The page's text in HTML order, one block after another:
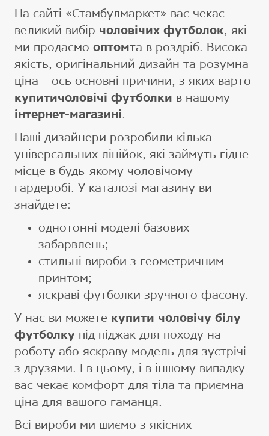
На сайті «Стамбулмаркет» вас чекає
великий вибір чоловічих футболок, які
ми продаємо оптомта в роздріб. Висока
якість, оригінальний дизайн та розумна
ціна – ось основні причини, з яких варто
купитичоловічі футболки в нашому
інтернет-магазині.
Наші дизайнери розробили кілька
універсальних лінійок, які займуть гідне
місце в будь-якому чоловічому
гардеробі. У каталозі магазину ви
знайдете:
однотонні моделі базових
забарвлень;
стильні вироби з геометричним
принтом;
яскраві футболки зручного фасону.
У нас ви можете купити чоловічу білу
футболку під піджак для походу на
роботу або яскраву модель для зустрічі
з друзями. І в цьому, і в іншому випадку
вас чекає комфорт для тіла та приємна
ціна для вашого гаманця.
Всі вироби ми шиємо з якісних